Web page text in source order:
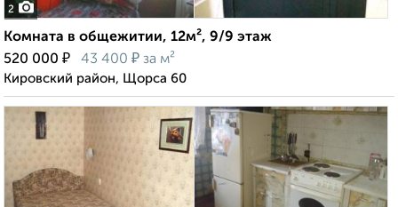
2
Комната в общежитии, 12м², 9/9 этаж
520 000 ₽ 43 400 ₽ за м²
Кировский район, Щорса 60